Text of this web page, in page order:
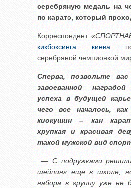
серебряную медаль на
по каратэ, который
Корреспондент
кикбоксинга киева
серебряной чемпионкой
Сперва, позвольте
завоеванной
успеха в будущей
чего все началось,
киокушин – кан
хрупкая и красивая
такой мужской вид
— С подружками
шейпинг еще в школе,
набора в группу уже не